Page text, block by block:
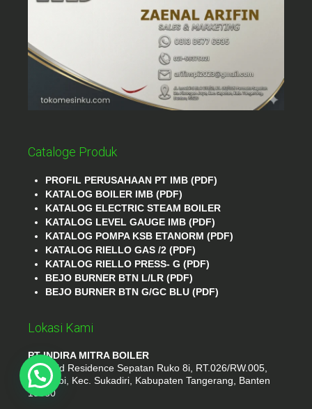
Cataloge Produk
PROFIL PERUSAHAAN PT IMB (PDF)
KATALOG BOILER IMB (PDF)
KATALOG ELECTRIC STEAM BOILER
KATALOG LEVEL GAUGE IMB (PDF)
KATALOG POMPA KSB ETANORM (PDF)
KATALOG RIELLO GAS /2 (PDF)
KATALOG RIELLO PRESS- G (PDF)
BEJO BURNER BTN L/LR (PDF)
BEJO BURNER BTN G/GC BLU (PDF)
Lokasi Kami
PT INDIRA MITRA BOILER
Emerald Residence Sepatan Ruko 8i, RT.026/RW.005,
Kosambi, Kec. Sukadiri, Kabupaten Tangerang, Banten
15530